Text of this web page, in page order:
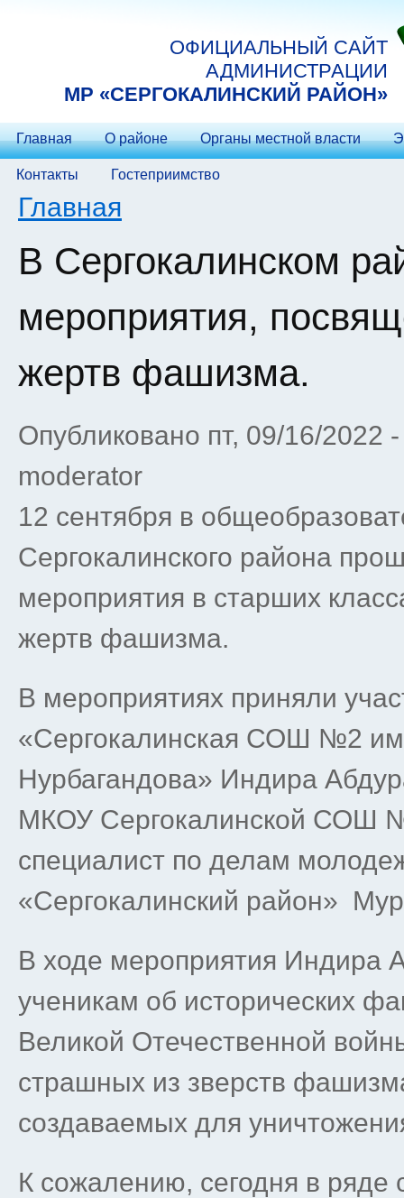
ОФИЦИАЛЬНЫЙ САЙТ
АДМИНИСТРАЦИИ
МP «СЕРГОКАЛИНСКИЙ РАЙОН»
Главная О районе Органы местной власти
Контакты Гостеприимство
Вы здесь
Главная
В Сергокалинском
мероприятия,
жертв фашизма.
Опубликовано пт, 09/16/2022
moderator
12 сентября в
Сергокалинского района
мероприятия в старших
жертв фашизма.
В мероприятиях приняли
«Сергокалинская СОШ №2
Нурбагандова» Индира
МКОУ Сергокалинской СОШ
специалист по делам
«Сергокалинский район»
В ходе мероприятия Индира
ученикам об исторических
Великой Отечественной
страшных из зверств
создаваемых для
К сожалению, сегодня в ряде